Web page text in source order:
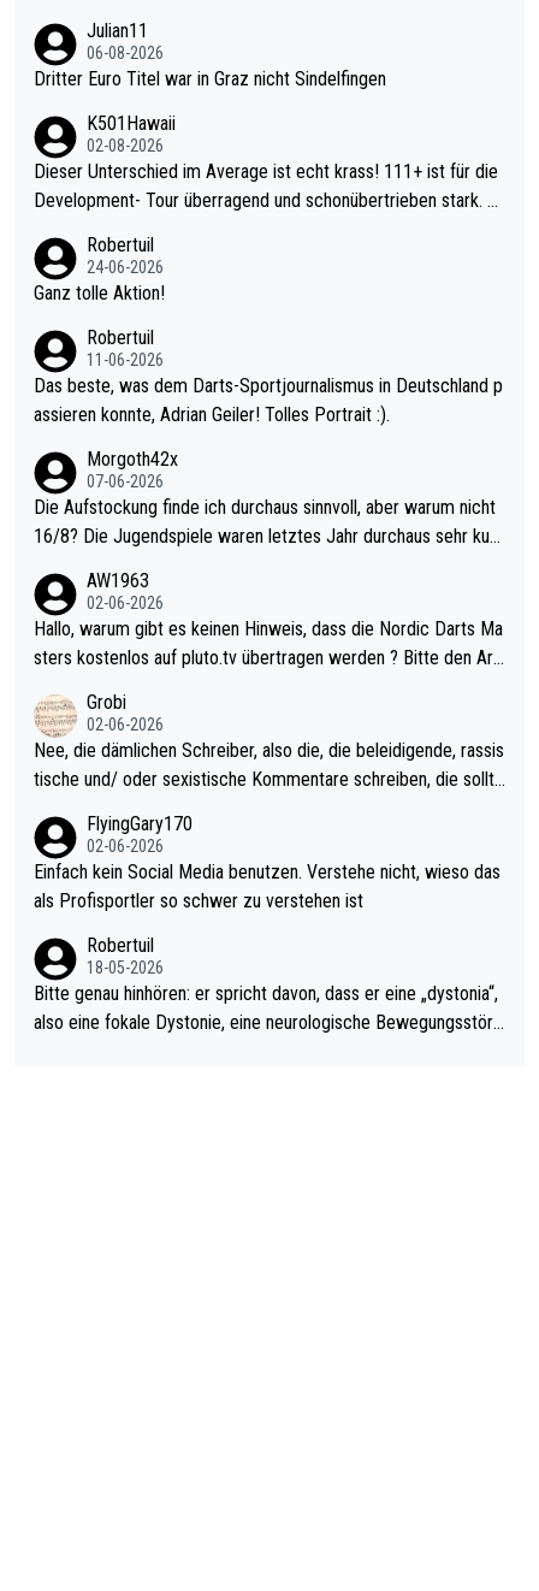
Julian11
06-08-2026
Dritter Euro Titel war in Graz nicht Sindelfingen
K501Hawaii
02-08-2026
Dieser Unterschied im Average ist echt krass! 111+ ist für die
Development- Tour überragend und schonübertrieben stark. U
mal 40+ erst recht. Da gewinnst keinen Blumentopf - ist ja noc
h krasser wie ein Pokalspiel eines Kreisligisten vs einem Bund
Robertuil
24-06-2026
Ganz tolle Aktion!
Robertuil
11-06-2026
Das beste, was dem Darts-Sportjournalismus in Deutschland p
assieren konnte, Adrian Geiler! Tolles Portrait :).
Morgoth42x
07-06-2026
Die Aufstockung finde ich durchaus sinnvoll, aber warum nicht
16/8? Die Jugendspiele waren letztes Jahr durchaus sehr kurz
Allerdings ist Mitchell Lawrie als Nummer 1 der Welt eh qualifi
ziert. Somit ändert die automatische Qualifikation des Weltmei
sters erstmal nichts. Ich denke sie wollen damit für nächstes J
ohl wenig WDF Turniere spielen. Dies war bei Archie Self letzt
es Jahr der Fall. Er musste als amtierender Weltmeister durch
den Qualifier und ich glaube kaum, dass Mitchel sich das (in Ve
el hat.
AW1963
02-06-2026
Hallo, warum gibt es keinen Hinweis, dass die Nordic Darts Ma
sters kostenlos auf pluto.tv übertragen werden ? Bitte den Arti
Grobi
02-06-2026
Nee, die dämlichen Schreiber, also die, die beleidigende, rassis
tische und/ oder sexistische Kommentare schreiben, die sollte
s Leben in den Griff kriegen. Nur eins wundert mich: Luke Little
r war doch neulich erst derjenige, der über Social Media GvV p
rovoziert hat. Und Littlers Mutter schießt öfters mal gegen Ric
FlyingGary170
02-06-2026
Einfach kein Social Media benutzen. Verstehe nicht, wieso das
als Profisportler so schwer zu verstehen ist
Robertuil
18-05-2026
Bitte genau hinhören: er spricht davon, dass er eine „dystonia“,
also eine fokale Dystonie, eine neurologische Bewegungsstöru